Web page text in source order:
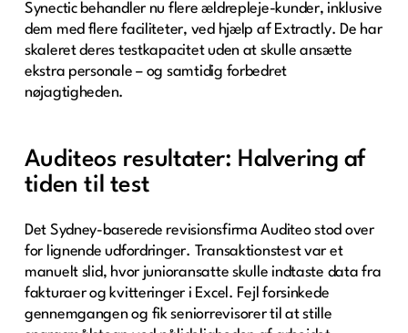
Synectic behandler nu flere ældrepleje-kunder, inklusive
dem med flere faciliteter, ved hjælp af Extractly. De har
skaleret deres testkapacitet uden at skulle ansætte
ekstra personale – og samtidig forbedret
nøjagtigheden.
Auditeos resultater: Halvering af
tiden til test
Det Sydney-baserede revisionsfirma Auditeo stod over
for lignende udfordringer. Transaktionstest var et
manuelt slid, hvor junioransatte skulle indtaste data fra
fakturaer og kvitteringer i Excel. Fejl forsinkede
gennemgangen og fik seniorrevisorer til at stille